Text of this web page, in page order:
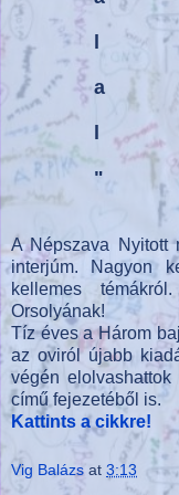
l
a
l
"
A Népszava Nyitott
interjúm. Nagyon
kellemes
Orsolyának!
Tíz éves a Három
az oviról újabb
végén
című fejezetéből is.
Kattints a cikkre!
Vig Balázs at 3:13